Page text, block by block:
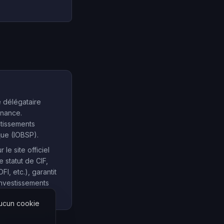
délégataire
(IOBSP).
le site officiel
de CIF,
etc.), garantit
cookie